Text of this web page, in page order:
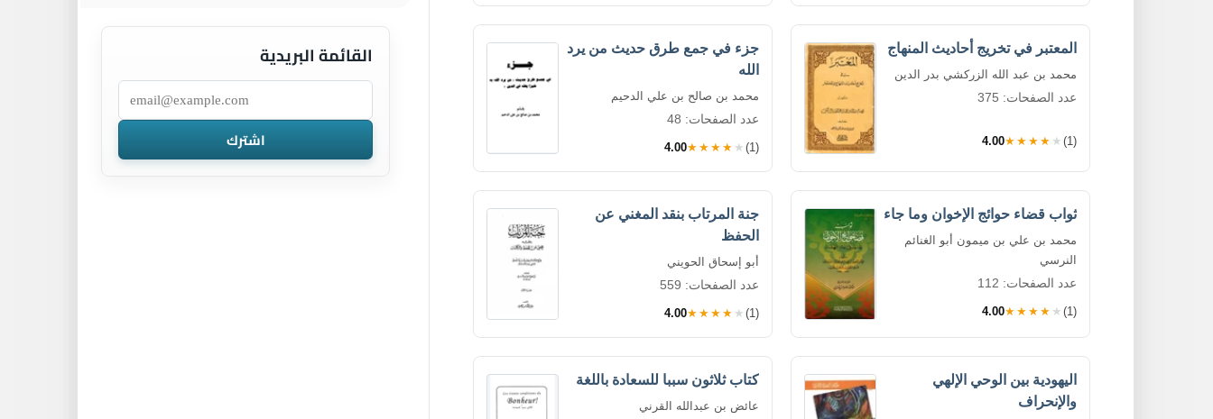
المعتبر في تخريج أحاديث المنهاج
محمد بن عبد الله الزركشي بدر الدين
عدد الصفحات: 375
4.00★★★★★ (1)
جزء في جمع طرق حديث من يرد
الله
محمد بن صالح بن علي الدحيم
عدد الصفحات: 48
4.00★★★★★ (1)
ثواب قضاء حوائج الإخوان وما جاء
محمد بن علي بن ميمون أبو الغنائم
النرسي
عدد الصفحات: 112
4.00★★★★★ (1)
جنة المرتاب بنقد المغني عن
الحفظ
أبو إسحاق الحويني
عدد الصفحات: 559
4.00★★★★★ (1)
اليهودية بين الوحي الإلهي
والإنحراف
كتاب ثلاثون سببا للسعادة باللغة
عائض بن عبدالله القرني
القائمة البريدية